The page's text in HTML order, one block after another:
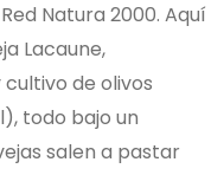
Natura 2000. Aquí
Lacaune,
de olivos
todo bajo un
salen a pastar